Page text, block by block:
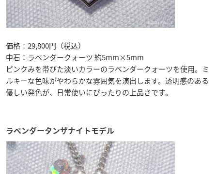
価格：29,800円（税込）
中石：ラベンダークォーツ 約5mm×5mm
ピンクみを帯びた淡いカラーのラベンダークォーツを使用。ミ
ルキーな色味がやわらかな雰囲気を演出します。透明感のある
優しい発色が、日常使いにぴったりの上品さです。
ラベンダータンザナイトモデル